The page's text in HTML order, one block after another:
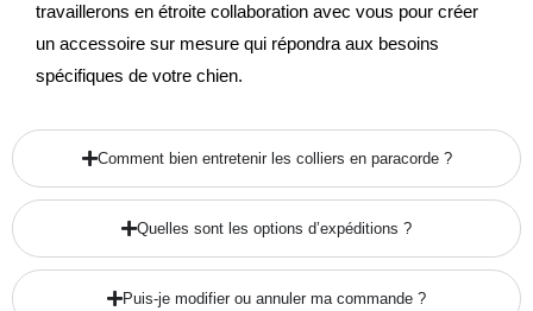
travaillerons en étroite collaboration avec vous pour créer
un accessoire sur mesure qui répondra aux besoins
spécifiques de votre chien.
Comment bien entretenir les colliers en paracorde ?
Quelles sont les options d’expéditions ?
Puis-je modifier ou annuler ma commande ?